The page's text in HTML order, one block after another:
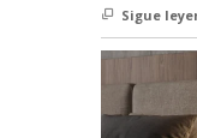
Sigue